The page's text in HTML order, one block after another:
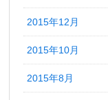
2015年12月
2015年10月
2015年8月